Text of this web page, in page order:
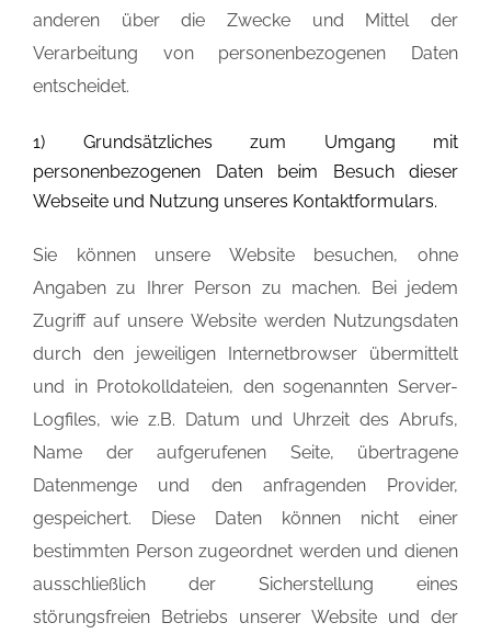
anderen über die Zwecke und Mittel der
Verarbeitung von personenbezogenen Daten
entscheidet.
1) Grundsätzliches zum Umgang mit
personenbezogenen Daten beim Besuch dieser
Webseite und Nutzung unseres Kontaktformulars.
Sie können unsere Website besuchen, ohne
Angaben zu Ihrer Person zu machen. Bei jedem
Zugriff auf unsere Website werden Nutzungsdaten
durch den jeweiligen Internetbrowser übermittelt
und in Protokolldateien, den sogenannten Server-
Logfiles, wie z.B. Datum und Uhrzeit des Abrufs,
Name der aufgerufenen Seite, übertragene
Datenmenge und den anfragenden Provider,
gespeichert. Diese Daten können nicht einer
bestimmten Person zugeordnet werden und dienen
ausschließlich der Sicherstellung eines
störungsfreien Betriebs unserer Website und der